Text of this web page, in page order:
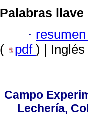
Palabras llave
·
(
pdf ) | Inglés
Campo
Lechería,